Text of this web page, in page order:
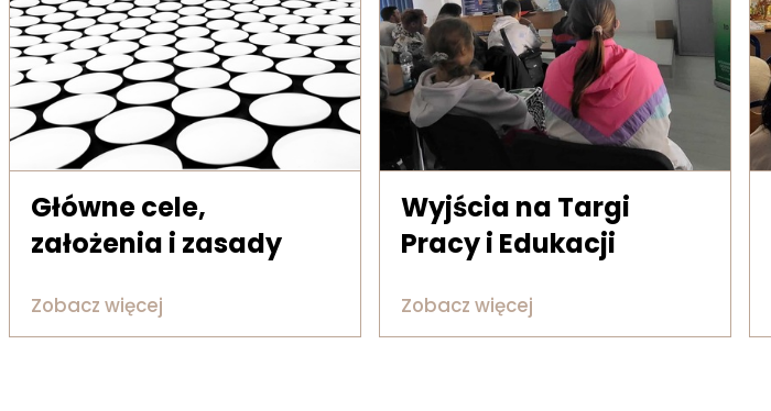
Główne cele,
założenia i zasady
Zobacz więcej
Wyjścia na Targi
Pracy i Edukacji
Zobacz więcej